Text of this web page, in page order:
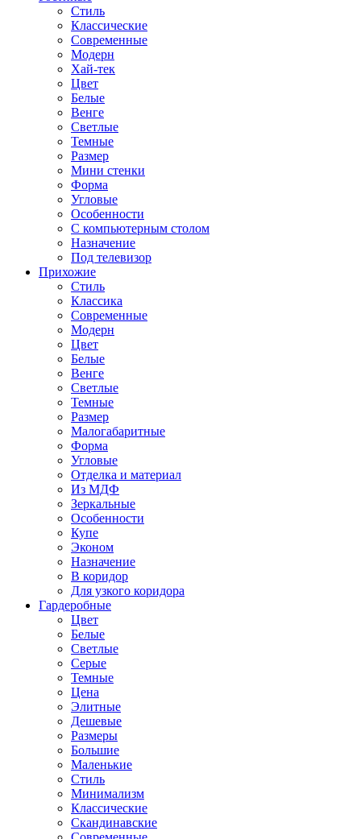
Стиль
Классические
Современные
Модерн
Хай-тек
Цвет
Белые
Венге
Светлые
Темные
Размер
Мини стенки
Форма
Угловые
Особенности
С компьютерным столом
Назначение
Под телевизор
Прихожие
Стиль
Классика
Современные
Модерн
Цвет
Белые
Венге
Светлые
Темные
Размер
Малогабаритные
Форма
Угловые
Отделка и материал
Из МДФ
Зеркальные
Особенности
Купе
Эконом
Назначение
В коридор
Для узкого коридора
Гардеробные
Цвет
Белые
Светлые
Серые
Темные
Цена
Элитные
Дешевые
Размеры
Большие
Маленькие
Стиль
Минимализм
Классические
Скандинавские